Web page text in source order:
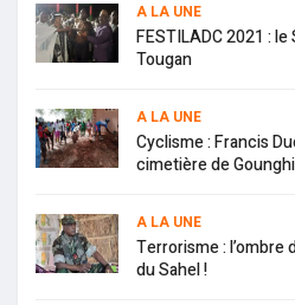
A LA UNE
FESTILADC 2021 :
Tougan
A LA UNE
Cyclisme : Francis
cimetière de
A LA UNE
Terrorisme : l’ombre
du Sahel !